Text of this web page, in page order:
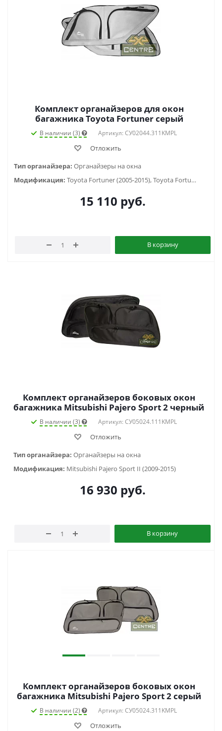
Комплект органайзеров для окон
багажника Toyota Fortuner серый
В наличии (3) Артикул: СУ02044.311KMPL
Отложить
Тип органайзера: Органайзеры на окна
Модификация:
Toyota Fortuner (2005-2015), Toyota Fortuner (2005-2016), Toyota Fortuner (2015-...)
15 110 руб.
В корзину
Комплект органайзеров боковых окон
багажника Mitsubishi Pajero Sport 2 черный
В наличии (3) Артикул: СУ05024.111KMPL
Отложить
Тип органайзера: Органайзеры на окна
Модификация: Mitsubishi Pajero Sport II (2009-2015)
16 930 руб.
В корзину
Комплект органайзеров боковых окон
багажника Mitsubishi Pajero Sport 2 серый
В наличии (2) Артикул: СУ05024.311KMPL
Отложить